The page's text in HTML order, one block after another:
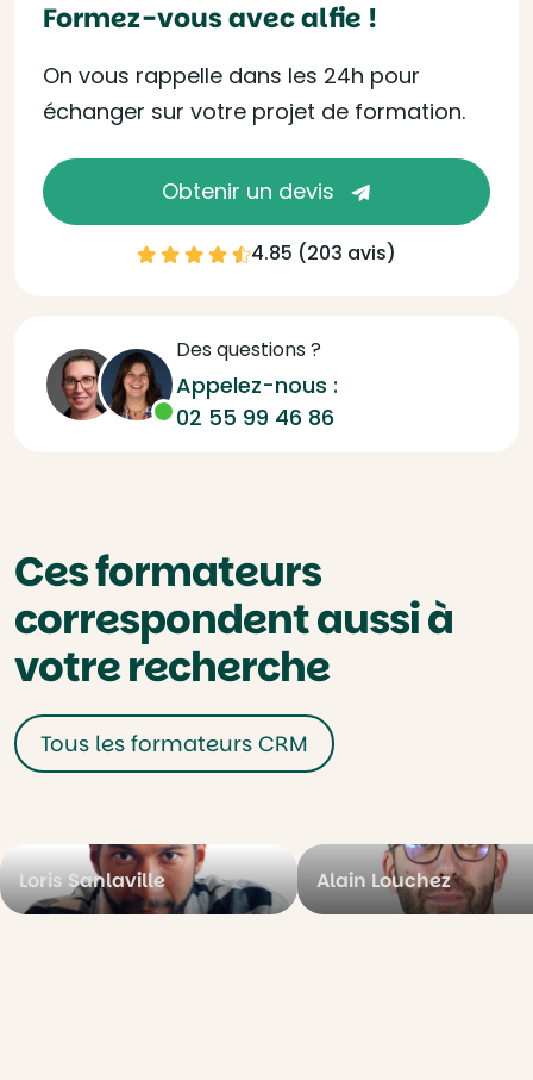
Formez-vous avec alfie !
On vous rappelle dans les 24h pour
échanger sur votre projet de formation.
Obtenir un devis
4.85 (203 avis)
Des questions ?
Appelez-nous :
02 55 99 46 86
Ces formateurs
correspondent aussi à
votre recherche
Tous les formateurs CRM
Loris Sanlaville Alain Louchez